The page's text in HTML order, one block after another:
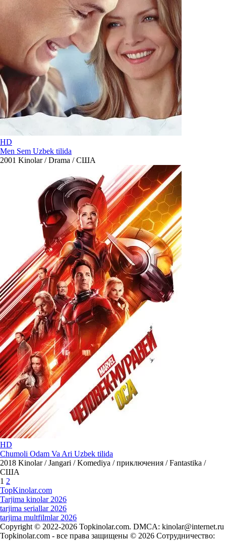
HD
Men Sem Uzbek tilida
2001 Kinolar / Drama / США
HD
Chumoli Odam Va Ari Uzbek tilida
2018 Kinolar / Jangari / Komediya / приключения / Fantastika /
США
1 2
TopKinolar.com
Tarjima kinolar 2026
tarjima seriallar 2026
tarjima multfilmlar 2026
Copyright © 2022-2026 Topkinolar.com. DMCA: kinolar@internet.ru
Topkinolar.com - все права защищены © 2026 Сотрудничество: